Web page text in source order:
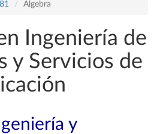
Álgebra
Ingeniería de
y Servicios de
y